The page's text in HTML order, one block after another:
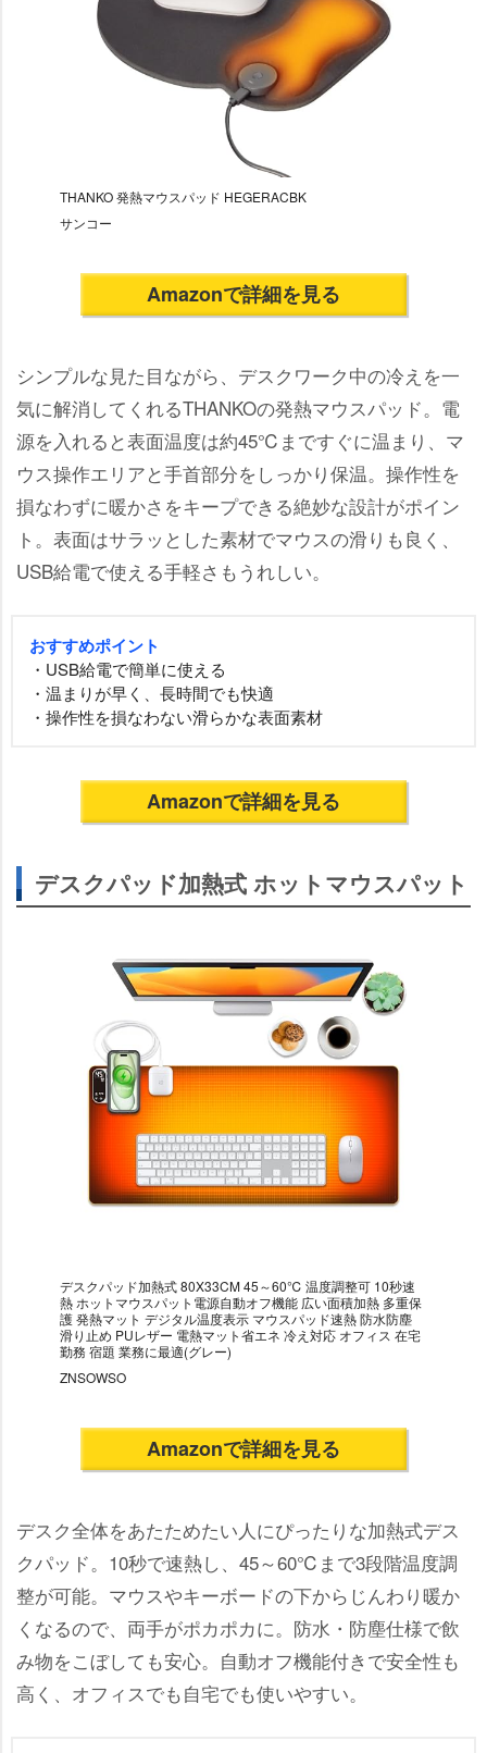
THANKO 発熱マウスパッド HEGERACBK
サンコー
Amazonで詳細を見る
シンプルな見た目ながら、デスクワーク中の冷えを一
気に解消してくれるTHANKOの発熱マウスパッド。電
源を入れると表面温度は約45℃まですぐに温まり、マ
ウス操作エリアと手首部分をしっかり保温。操作性を
損なわずに暖かさをキープできる絶妙な設計がポイン
ト。表面はサラッとした素材でマウスの滑りも良く、
USB給電で使える手軽さもうれしい。
おすすめポイント
・USB給電で簡単に使える
・温まりが早く、長時間でも快適
・操作性を損なわない滑らかな表面素材
Amazonで詳細を見る
デスクパッド加熱式 ホットマウスパット
デスクパッド加熱式 80X33CM 45～60℃ 温度調整可 10秒速
熱 ホットマウスパット電源自動オフ機能 広い面積加熱 多重保
護 発熱マット デジタル温度表示 マウスパッド速熱 防水防塵
滑り止め PUレザー 電熱マット省エネ 冷え対応 オフィス 在宅
勤務 宿題 業務に最適(グレー)
ZNSOWSO
Amazonで詳細を見る
デスク全体をあたためたい人にぴったりな加熱式デス
クパッド。10秒で速熱し、45～60℃まで3段階温度調
整が可能。マウスやキーボードの下からじんわり暖か
くなるので、両手がポカポカに。防水・防塵仕様で飲
み物をこぼしても安心。自動オフ機能付きで安全性も
高く、オフィスでも自宅でも使いやすい。